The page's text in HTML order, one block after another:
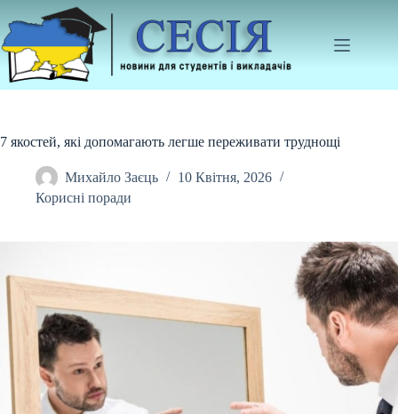
до
вмісту
7 якостей, які допомагають легше переживати труднощі
Михайло Заєць
10 Квітня, 2026
Корисні поради